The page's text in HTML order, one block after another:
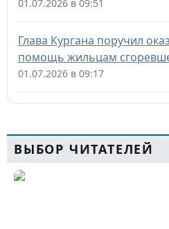
01.07.2026 в 09:51
Глава Кургана поручил
помощь жильцам
01.07.2026 в 09:17
ВЫБОР ЧИТАТЕЛЕЙ